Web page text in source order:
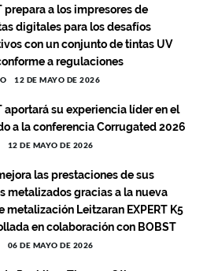
prepara a los impresores de
digitales para los desafíos
con un conjunto de tintas UV
a regulaciones
12 DE MAYO DE 2026
aportará su experiencia líder en el
a la conferencia Corrugated 2026
12 DE MAYO DE 2026
las prestaciones de sus
metalizados gracias a la nueva
metalización Leitzaran EXPERT K5
en colaboración con BOBST
06 DE MAYO DE 2026